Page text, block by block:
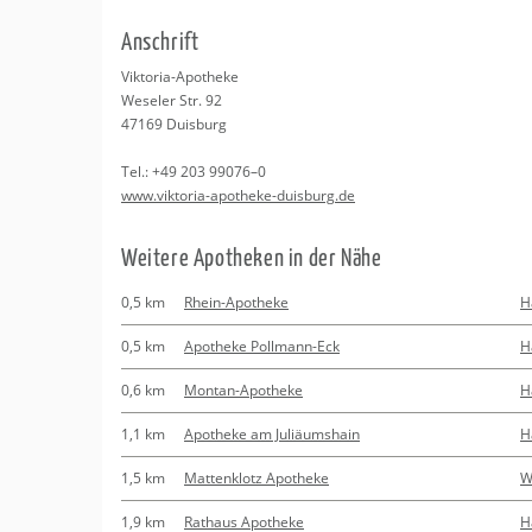
Beratung
Kurse
Regionale Tipps
An­schrift
Vik­to­ria-Apo­the­ke
We­seler Str. 92
47169 Duis­burg
Tel.:+49 203 99076–0
www.​viktoria-​apotheke-​duisburg.​de
Wei­te­re Apo­the­ken in der Nähe
0,5 km Rhein-Apotheke
0,5 km Apotheke Pollmann-Eck
0,6 km Montan-Apotheke
1,1 km Apotheke am Juliäumshain
1,5 km Mattenklotz Apotheke
1,9 km Rathaus Apotheke